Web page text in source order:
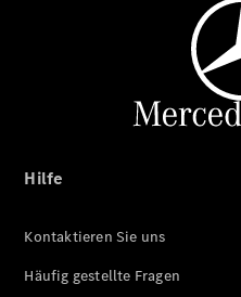
Hilfe
Kontaktieren Sie uns
Häufig gestellte Fragen